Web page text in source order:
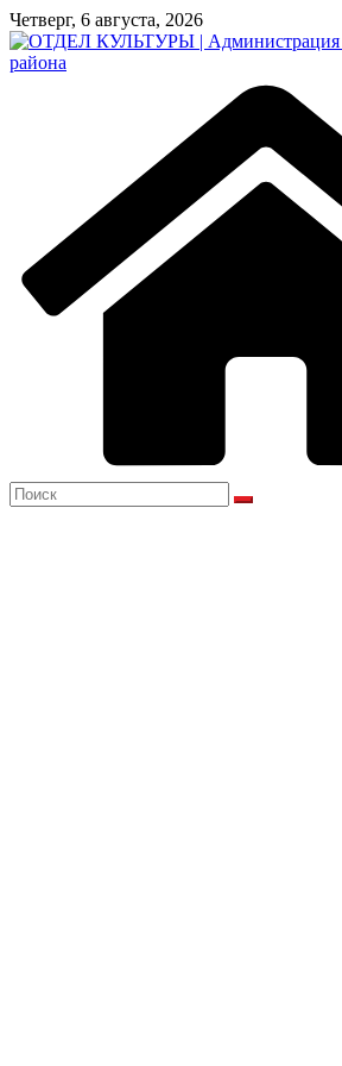
Перейти
к
содержимому
Четверг, 6 августа, 2026